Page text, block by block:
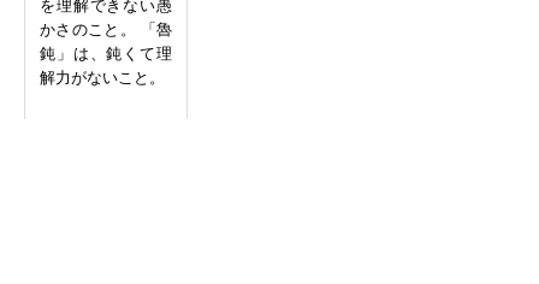
を理解できない愚
かさのこと。 「魯
鈍」は、鈍くて理
解力がないこと。